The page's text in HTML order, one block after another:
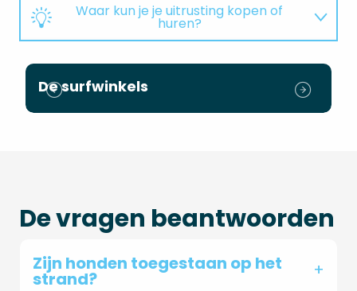
Waar kun je je uitrusting kopen of
huren?
Waar kun je een cursus volgen?
Evenementen
De surfwinkels
De vragen beantwoorden
Zijn honden toegestaan op het
strand?